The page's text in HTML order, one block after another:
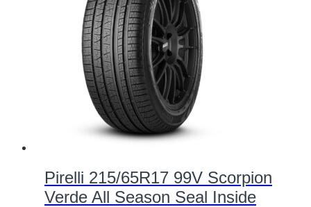
Pirelli 215/65R17 99V Scorpion
Verde All Season Seal Inside